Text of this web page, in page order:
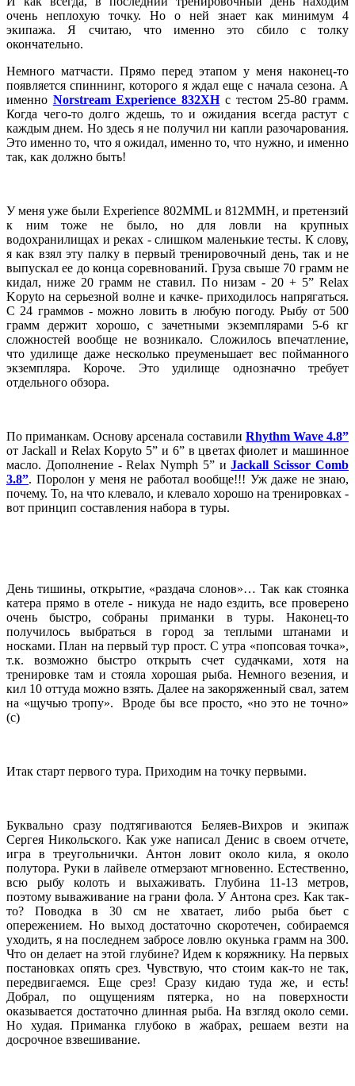
очень неплохую точку. Но о ней знает как минимум 4
экипажа. Я считаю, что именно это сбило с толку
окончательно.
Немного матчасти. Прямо перед этапом у меня наконец-то
появляется спиннинг, которого я ждал еще с начала сезона. А
именно Norstream Experience 832XHс тестом 25-80 грамм.
Когда чего-то долго ждешь, то и ожидания всегда растут с
каждым днем. Но здесь я не получил ни капли разочарования.
Это именно то, что я ожидал, именно то, что нужно, и именно
так, как должно быть!
У меня уже были Experience 802MML и 812MMH, и претензий
к ним тоже не было, но для ловли на крупных
водохранилищах и реках - слишком маленькие тесты. К слову,
я как взял эту палку в первый тренировочный день, так и не
выпускал ее до конца соревнований. Груза свыше 70 грамм не
кидал, ниже 20 грамм не ставил. По низам - 20 + 5” Relax
Kopyto на серьезной волне и качке- приходилось напрягаться.
С 24 граммов - можно ловить в любую погоду. Рыбу от 500
грамм держит хорошо, с зачетными экземплярами 5-6 кг
сложностей вообще не возникало. Сложилось впечатление,
что удилище даже несколько преуменьшает вес пойманного
экземпляра. Короче. Это удилище однозначно требует
отдельного обзора.
По приманкам. Основу арсенала составили Rhythm Wave 4.8”
от Jackall и Relax Kopyto 5” и 6” в цветах фиолет и машинное
масло. Дополнение - Relax Nymph 5” иJackall Scissor Comb
3.8”. Поролон у меня не работал вообще!!! Уж даже не знаю,
почему. То, на что клевало, и клевало хорошо на тренировках -
вот принцип составления набора в туры.
День тишины, открытие, «раздача слонов»… Так как стоянка
катера прямо в отеле - никуда не надо ездить, все проверено
очень быстро, собраны приманки в туры. Наконец-то
получилось выбраться в город за теплыми штанами и
носками. План на первый тур прост. С утра «попсовая точка»,
т.к. возможно быстро открыть счет судачками, хотя на
тренировке там и стояла хорошая рыба. Немного везения, и
кил 10 оттуда можно взять. Далее на закоряженный свал, затем
на «щучью тропу». Вроде бы все просто, «но это не точно»
(с)
Итак старт первого тура. Приходим на точку первыми.
Буквально сразу подтягиваются Беляев-Вихров и экипаж
Сергея Никольского. Как уже написал Денис в своем отчете,
игра в треугольнички. Антон ловит около кила, я около
полутора. Руки в лайвеле отмерзают мгновенно. Естественно,
всю рыбу колоть и выхаживать. Глубина 11-13 метров,
поэтому вываживание на грани фола. У Антона срез. Как так-
то? Поводка в 30 см не хватает, либо рыба бьет с
опережением. Но выход достаточно скоротечен, собираемся
уходить, я на последнем забросе ловлю окунька грамм на 300.
Что он делает на этой глубине? Идем к коряжнику. На первых
постановках опять срез. Чувствую, что стоим как-то не так,
передвигаемся. Еще срез! Сразу кидаю туда же, и есть!
Добрал, по ощущениям пятерка, но на поверхности
оказывается достаточно длинная рыба. На взгляд около семи.
Но худая. Приманка глубоко в жабрах, решаем везти на
досрочное взвешивание.